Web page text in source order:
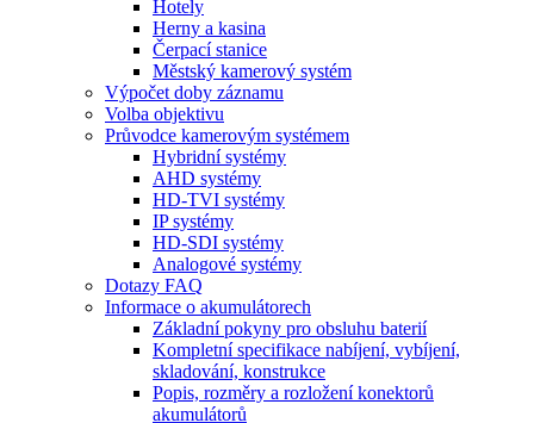
Hotely
Herny a kasina
Čerpací stanice
Městský kamerový systém
Výpočet doby záznamu
Volba objektivu
Průvodce kamerovým systémem
Hybridní systémy
AHD systémy
HD-TVI systémy
IP systémy
HD-SDI systémy
Analogové systémy
Dotazy FAQ
Informace o akumulátorech
Základní pokyny pro obsluhu baterií
Kompletní specifikace nabíjení, vybíjení,
skladování, konstrukce
Popis, rozměry a rozložení konektorů
akumulátorů